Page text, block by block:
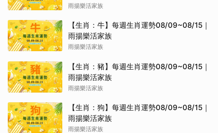
雨揚樂活家族
【生肖：牛】每週生肖運勢08/09~08/15｜
雨揚樂活家族
雨揚樂活家族
【生肖：豬】每週生肖運勢08/09~08/15｜
雨揚樂活家族
雨揚樂活家族
【生肖：狗】每週生肖運勢08/09~08/15｜
雨揚樂活家族
雨揚樂活家族